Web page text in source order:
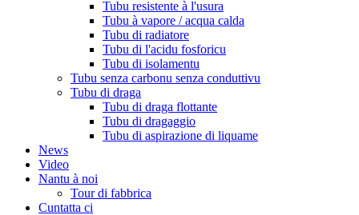
Tubu resistente à l'usura
Tubu à vapore / acqua calda
Tubu di radiatore
Tubu di l'acidu fosforicu
Tubu di isolamentu
Tubu senza carbonu senza conduttivu
Tubu di draga
Tubu di draga flottante
Tubu di dragaggio
Tubu di aspirazione di liquame
News
Video
Nantu à noi
Tour di fabbrica
Cuntatta ci